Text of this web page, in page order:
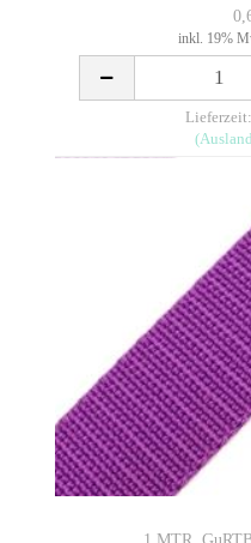
inkl. 19%
Lieferzeit: